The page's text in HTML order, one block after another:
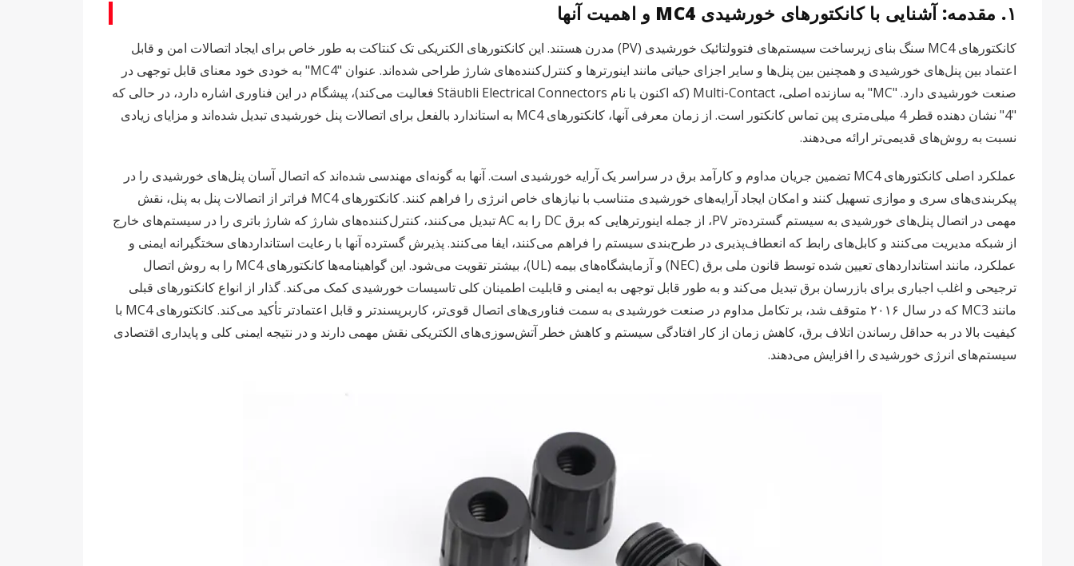
۱. مقدمه: آشنایی با کانکتورهای خورشیدی MC4 و اهمیت آنها
کانکتورهای MC4 سنگ بنای زیرساخت سیستم‌های فتوولتائیک خورشیدی (PV) مدرن هستند. این کانکتورهای الکتریکی تک کنتاکت به طور خاص برای ایجاد اتصالات امن و قابل
اعتماد بین پنل‌های خورشیدی و همچنین بین پنل‌ها و سایر اجزای حیاتی مانند اینورترها و کنترل‌کننده‌های شارژ طراحی شده‌اند. عنوان "MC4" به خودی خود معنای قابل توجهی در
صنعت خورشیدی دارد. "MC" به سازنده اصلی، Multi-Contact (که اکنون با نام Stäubli Electrical Connectors فعالیت می‌کند)، پیشگام در این فناوری اشاره دارد، در حالی که
"4" نشان دهنده قطر 4 میلی‌متری پین تماس کانکتور است. از زمان معرفی آنها، کانکتورهای MC4 به استاندارد بالفعل برای اتصالات پنل خورشیدی تبدیل شده‌اند و مزایای زیادی
نسبت به روش‌های قدیمی‌تر ارائه می‌دهند.
عملکرد اصلی کانکتورهای MC4 تضمین جریان مداوم و کارآمد برق در سراسر یک آرایه خورشیدی است. آنها به گونه‌ای مهندسی شده‌اند که اتصال آسان پنل‌های خورشیدی را در
پیکربندی‌های سری و موازی تسهیل کنند و امکان ایجاد آرایه‌های خورشیدی متناسب با نیازهای خاص انرژی را فراهم کنند. کانکتورهای MC4 فراتر از اتصالات پنل به پنل، نقش
مهمی در اتصال پنل‌های خورشیدی به سیستم گسترده‌تر PV، از جمله اینورترهایی که برق DC را به AC تبدیل می‌کنند، کنترل‌کننده‌های شارژ که شارژ باتری را در سیستم‌های خارج
از شبکه مدیریت می‌کنند و کابل‌های رابط که انعطاف‌پذیری در طرح‌بندی سیستم را فراهم می‌کنند، ایفا می‌کنند. پذیرش گسترده آنها با رعایت استانداردهای سختگیرانه ایمنی و
عملکرد، مانند استانداردهای تعیین شده توسط قانون ملی برق (NEC) و آزمایشگاه‌های بیمه (UL)، بیشتر تقویت می‌شود. این گواهینامه‌ها کانکتورهای MC4 را به روش اتصال
ترجیحی و اغلب اجباری برای بازرسان برق تبدیل می‌کند و به طور قابل توجهی به ایمنی و قابلیت اطمینان کلی تاسیسات خورشیدی کمک می‌کند. گذار از انواع کانکتورهای قبلی
مانند MC3 که در سال ۲۰۱۶ متوقف شد، بر تکامل مداوم در صنعت خورشیدی به سمت فناوری‌های اتصال قوی‌تر، کاربرپسندتر و قابل اعتمادتر تأکید می‌کند. کانکتورهای MC4 با
کیفیت بالا در به حداقل رساندن اتلاف برق، کاهش زمان از کار افتادگی سیستم و کاهش خطر آتش‌سوزی‌های الکتریکی نقش مهمی دارند و در نتیجه ایمنی کلی و پایداری اقتصادی
سیستم‌های انرژی خورشیدی را افزایش می‌دهند.